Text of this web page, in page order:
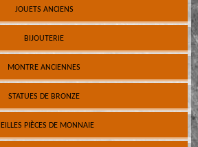
JOUETS ANCIENS
BIJOUTERIE
MONTRE ANCIENNES
STATUES DE BRONZE
PIÈCES DE MONNAIE